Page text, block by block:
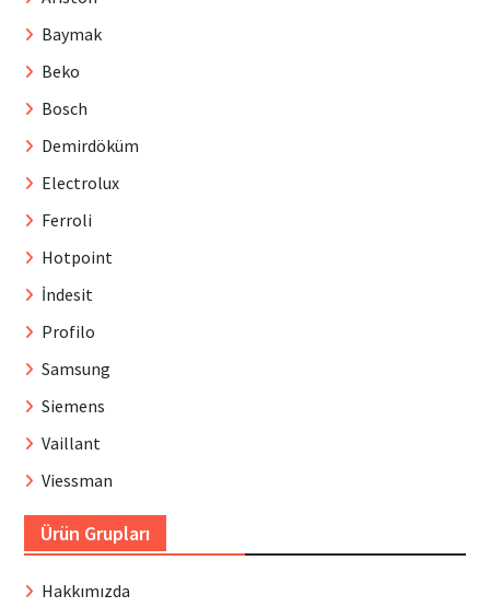
Baymak
Beko
Bosch
Demirdöküm
Electrolux
Ferroli
Hotpoint
İndesit
Profilo
Samsung
Siemens
Vaillant
Viessman
Ürün Grupları
Hakkımızda